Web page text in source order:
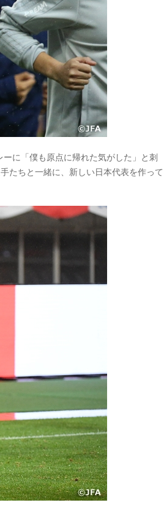
に「僕も原点に帰れた気がした」と刺
たちと一緒に、新しい日本代表を作って